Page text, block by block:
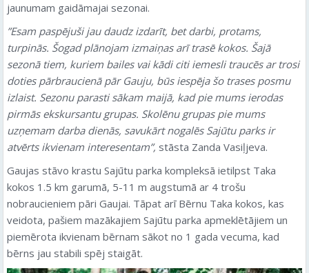
jaunumam gaidāmajai sezonai.
”Esam paspējuši jau daudz izdarīt, bet darbi, protams,
turpinās. Šogad plānojam izmaiņas arī trasē kokos. Šajā
sezonā tiem, kuriem bailes vai kādi citi iemesli traucēs ar trosi
doties pārbraucienā pār Gauju, būs iespēja šo trases posmu
izlaist. Sezonu parasti sākam maijā, kad pie mums ierodas
pirmās ekskursantu grupas. Skolēnu grupas pie mums
uzņemam darba dienās, savukārt nogalēs Sajūtu parks ir
atvērts ikvienam interesentam”, stāsta Zanda Vasiļjeva.
Gaujas stāvo krastu Sajūtu parka kompleksā ietilpst Taka
kokos 1.5 km garumā, 5-11 m augstumā ar 4 trošu
nobraucieniem pāri Gaujai. Tāpat arī Bērnu Taka kokos, kas
veidota, pašiem mazākajiem Sajūtu parka apmeklētājiem un
piemērota ikvienam bērnam sākot no 1 gada vecuma, kad
bērns jau stabili spēj staigāt.